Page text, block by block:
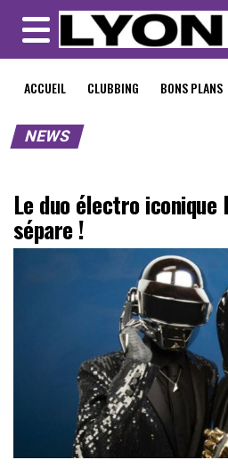
MENU
ACCUEIL CLUBBING BONS PLANS
NEWS
Le duo électro
sépare !